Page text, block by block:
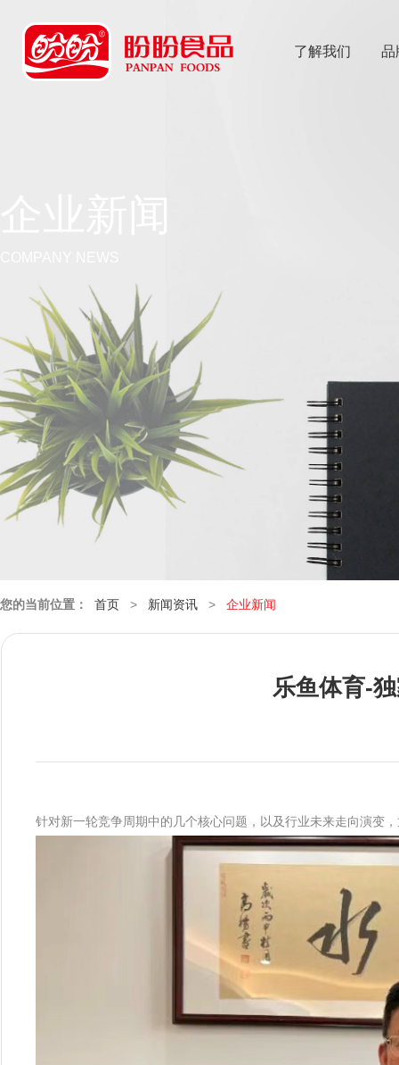
了解我们 品
您的当前位置： 首页 > 新闻资讯 > 企业新闻
乐鱼体育-
针对新一轮竞争周期中的几个核心问题，以及行业未来走向演变